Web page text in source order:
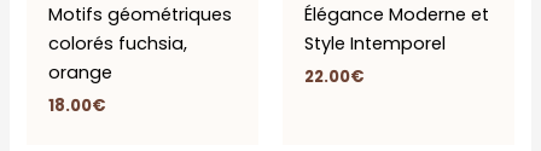
Motifs géométriques
colorés fuchsia,
orange
18.00€
Élégance Moderne et
Style Intemporel
22.00€